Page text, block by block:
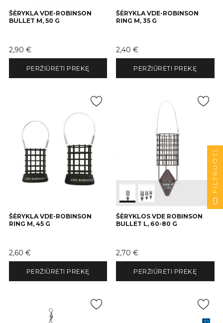
ŠĖRYKLA VDE-ROBINSON
BULLET M, 50 G
Kaina
2,90 €
PERŽIŪRĖTI PREKĘ
ŠĖRYKLA VDE-ROBINSON
RING M, 35 G
Kaina
2,40 €
PERŽIŪRĖTI PREKĘ
ŠĖRYKLA VDE-ROBINSON
RING M, 45 G
Kaina
2,60 €
PERŽIŪRĖTI PREKĘ
ŠĖRYKLOS VDE ROBINSON
BULLET L, 60-80 G
Kaina
2,70 €
PERŽIŪRĖTI PREKĘ
FILTRUOTI